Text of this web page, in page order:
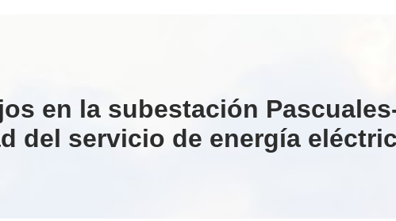
en la subestación
del servicio de energía